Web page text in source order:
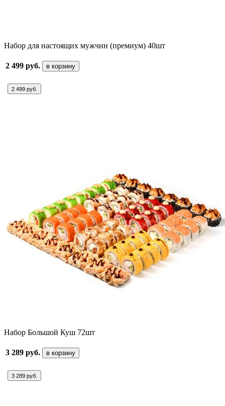
Набор для настоящих мужчин (премиум) 40шт
2 499 руб. в корзину
2 499 руб.
Набор Большой Куш 72шт
3 289 руб. в корзину
3 289 руб.